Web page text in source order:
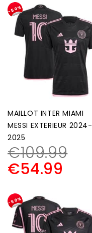
-50%
MAILLOT INTER MIAMI
MESSI EXTERIEUR 2024-
2025
€109.99
€54.99
-50%